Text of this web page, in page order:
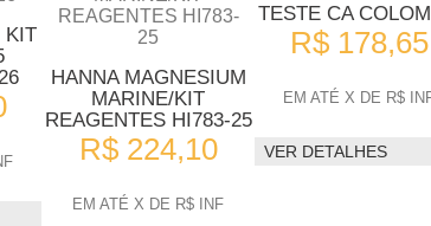
KIT
HANNA MAGNESIUM
MARINE/KIT
REAGENTES HI783-25
R$ 224,10
EM ATÉ X DE R$ INF
TESTE CA
R$ 178,65
EM ATÉ X DE R$
VER DETALHES